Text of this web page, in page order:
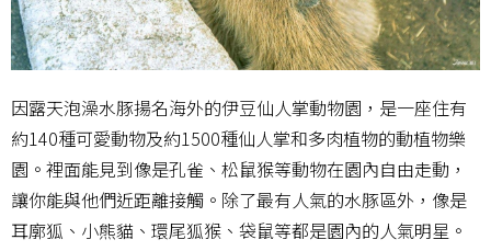
因露天泡澡水豚揚名海外的伊豆仙人掌動物園，是一座住有
約140種可愛動物及約1500種仙人掌和多肉植物的動植物樂
園。裡面能見到像是孔雀、松鼠猴等動物在園內自由走動，
讓你能與他們近距離接觸。除了最有人氣的水豚區外，像是
耳廓狐、小熊貓、環尾狐猴、袋鼠等都是園內的人氣明星。